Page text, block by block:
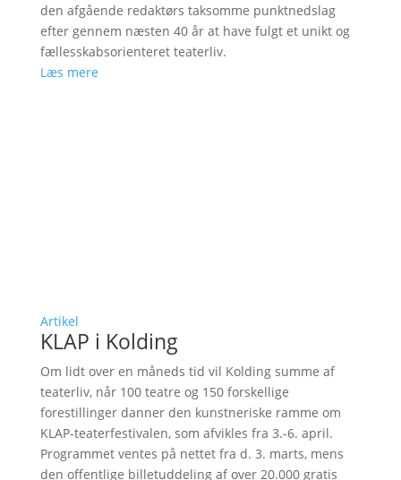
den afgående redaktørs taksomme punktnedslag
efter gennem næsten 40 år at have fulgt et unikt og
fællesskabsorienteret teaterliv.
Læs mere
Artikel
KLAP i Kolding
Om lidt over en måneds tid vil Kolding summe af
teaterliv, når 100 teatre og 150 forskellige
forestillinger danner den kunstneriske ramme om
KLAP-teaterfestivalen, som afvikles fra 3.-6. april.
Programmet ventes på nettet fra d. 3. marts, mens
den offentlige billetuddeling af over 20.000 gratis